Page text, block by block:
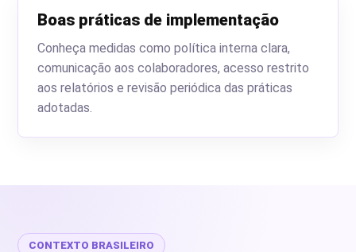
Boas práticas de implementação
Conheça medidas como política interna clara,
comunicação aos colaboradores, acesso restrito
aos relatórios e revisão periódica das práticas
adotadas.
CONTEXTO BRASILEIRO